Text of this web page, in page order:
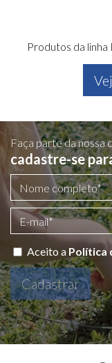
Produtos da
Faça parte da nossa
cadastre-se
Aceito a Política
Cadastrar